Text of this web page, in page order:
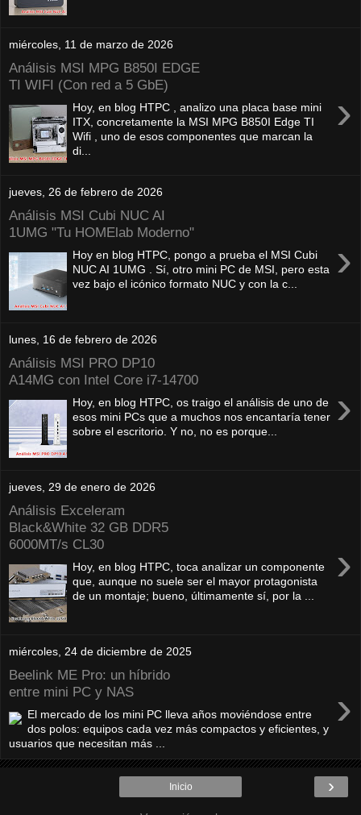
miércoles, 11 de marzo de 2026
Análisis MSI MPG B850I EDGE
TI WIFI (Con red a 5 GbE)
›
Hoy, en blog HTPC , analizo una placa base mini
ITX, concretamente la MSI MPG B850I Edge TI
Wifi , uno de esos componentes que marcan la
di...
jueves, 26 de febrero de 2026
Análisis MSI Cubi NUC AI
1UMG "Tu HOMElab Moderno"
›
Hoy en blog HTPC, pongo a prueba el MSI Cubi
NUC AI 1UMG . Sí, otro mini PC de MSI, pero esta
vez bajo el icónico formato NUC y con la c...
lunes, 16 de febrero de 2026
Análisis MSI PRO DP10
A14MG con Intel Core i7-14700
›
Hoy, en blog HTPC, os traigo el análisis de uno de
esos mini PCs que a muchos nos encantaría tener
sobre el escritorio. Y no, no es porque...
jueves, 29 de enero de 2026
Análisis Exceleram
Black&White 32 GB DDR5
6000MT/s CL30
›
Hoy, en blog HTPC, toca analizar un componente
que, aunque no suele ser el mayor protagonista
de un montaje; bueno, últimamente sí, por la ...
miércoles, 24 de diciembre de 2025
Beelink ME Pro: un híbrido
entre mini PC y NAS
›
El mercado de los mini PC lleva años moviéndose entre
dos polos: equipos cada vez más compactos y eficientes, y
usuarios que necesitan más ...
›
Inicio